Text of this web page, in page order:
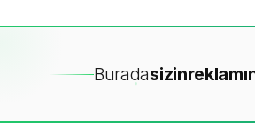
Buradasizin